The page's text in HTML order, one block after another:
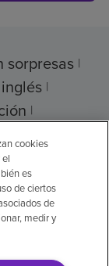
sorpresas
cookies
es
de ciertos
de
medir y